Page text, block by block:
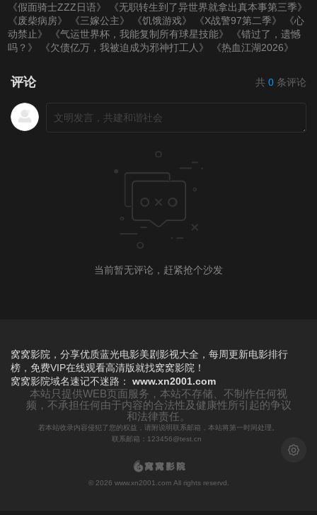
《假面骑士ZZZ日语》
《无职转生到了异世界就拿出真本事第三季》
《废柴病房》
《三嫁公主》 《饥饿游戏》 《X战警97第二季》
《心
动禁止》
《气运世界杯，我能复制所有球星技能》
《错过了，遗憾
吗？》
《欠债亿万，我被迫成为邪神打工人》 《热血江湖2026》
评论 共 0 条评论
当前暂无评论，赶紧抢个沙发
浅色模
窝窝影院，分享优质蓝光电影美剧影视大全，每周更新电影排行
榜，免费VIP在线观看高清版就找窝窝影院！
窝窝影院域名速记不迷路： www.xn2001.com
本站只提供WEB页面服务，本站不存储、不制作任何视
频，不承担任何由于内容的合法性及健康性所引起的争议
和法律责任。
若本站收录内容侵犯了您的权益，请附说明联系邮箱，本站将第一时间处理。
联系邮箱：123456@test.cn
© 2026 www.xn2001.com All rights reservd.